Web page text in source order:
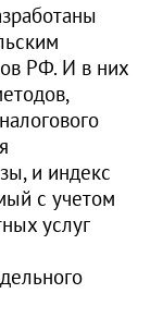
РФ. И в них
и индекс
с учетом
услуг